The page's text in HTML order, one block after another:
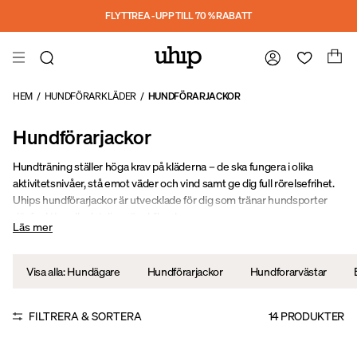
Hoppa till huvudinnehållFLYTTREA - UPP TILL 70 % RABATT
HEM / HUNDFÖRARKLÄDER / HUNDFÖRARJACKOR
Hundförarjackor
Hundträning ställer höga krav på kläderna – de ska fungera i olika
aktivitetsnivåer, stå emot väder och vind samt ge dig full rörelsefrihet.
Uhips hundförarjackor är utvecklade för dig som tränar hundsporter
Läs mer
Visa alla: Hundägare Hundförarjackor Hundforarvästar
FILTRERA & SORTERA 14 PRODUKTER